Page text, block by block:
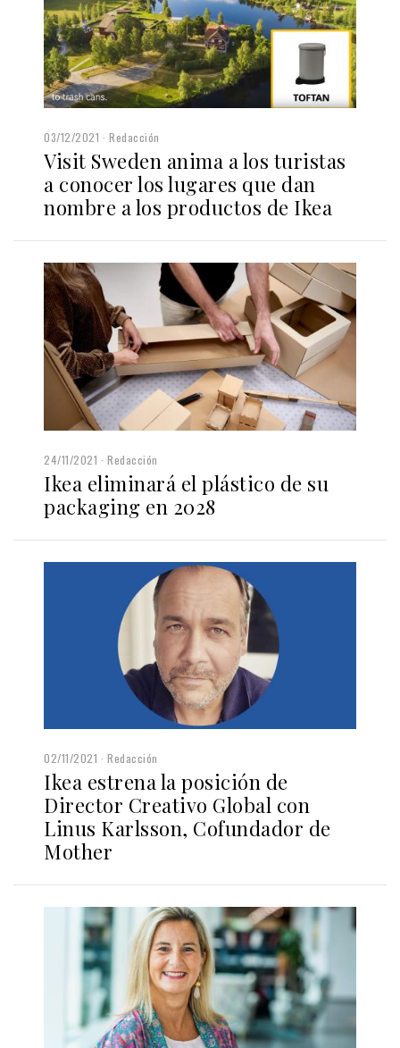
03/12/2021 Redacción
Visit Sweden anima a los turistas
a conocer los lugares que dan
nombre a los productos de Ikea
24/11/2021 Redacción
Ikea eliminará el plástico de su
packaging en 2028
02/11/2021 Redacción
Ikea estrena la posición de
Director Creativo Global con
Linus Karlsson, Cofundador de
Mother